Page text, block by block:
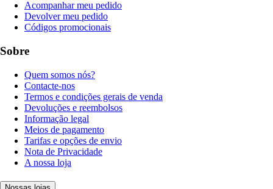
Acompanhar meu pedido
Devolver meu pedido
Códigos promocionais
Sobre
Quem somos nós?
Contacte-nos
Termos e condições gerais de venda
Devoluções e reembolsos
Informação legal
Meios de pagamento
Tarifas e opções de envio
Nota de Privacidade
A nossa loja